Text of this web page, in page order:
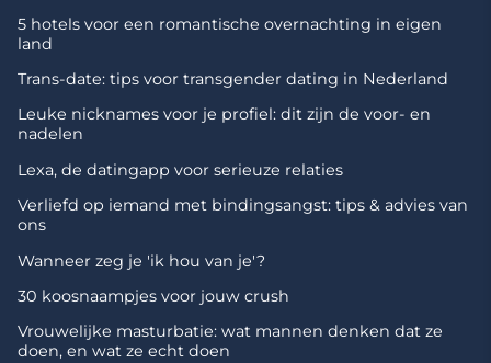
5 hotels voor een romantische overnachting in eigen
land
Trans-date: tips voor transgender dating in Nederland
Leuke nicknames voor je profiel: dit zijn de voor- en
nadelen
Lexa, de datingapp voor serieuze relaties
Verliefd op iemand met bindingsangst: tips & advies van
ons
Wanneer zeg je 'ik hou van je'?
30 koosnaampjes voor jouw crush
Vrouwelijke masturbatie: wat mannen denken dat ze
doen, en wat ze echt doen